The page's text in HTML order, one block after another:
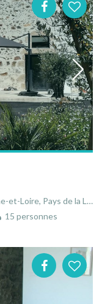
Pays de la Loire, France
15 personnes